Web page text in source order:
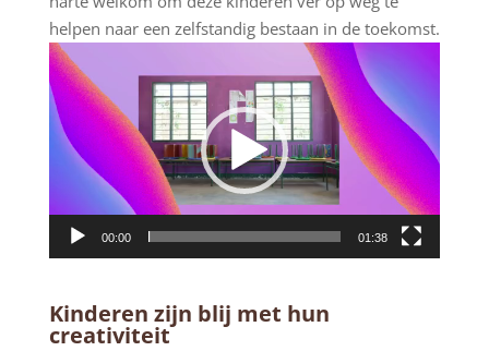
helpen naar een zelfstandig bestaan in de toekomst.
Videospeler
00:00 01:38
Kinderen zijn blij met hun
creativiteit